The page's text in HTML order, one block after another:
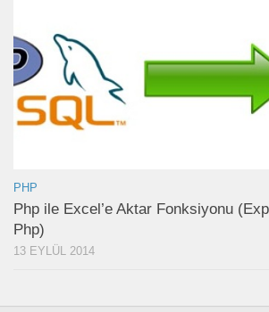
PHP
Php ile Excel’e Aktar Fonksiyonu
Php)
13 EYLÜL 2014